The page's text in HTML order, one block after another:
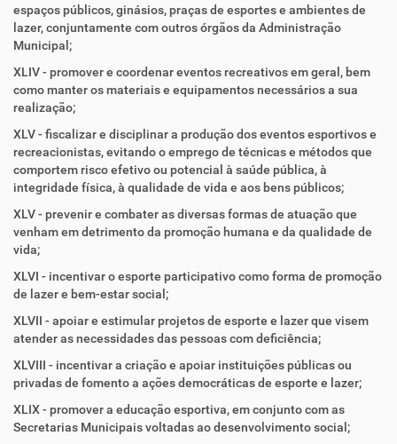
espaços públicos, ginásios, praças de esportes e ambientes de
lazer, conjuntamente com outros órgãos da Administração
Municipal;
XLIV - promover e coordenar eventos recreativos em geral, bem
como manter os materiais e equipamentos necessários a sua
realização;
XLV - fiscalizar e disciplinar a produção dos eventos esportivos e
recreacionistas, evitando o emprego de técnicas e métodos que
comportem risco efetivo ou potencial à saúde pública, à
integridade física, à qualidade de vida e aos bens públicos;
XLV - prevenir e combater as diversas formas de atuação que
venham em detrimento da promoção humana e da qualidade de
vida;
XLVI - incentivar o esporte participativo como forma de promoção
de lazer e bem-estar social;
XLVII - apoiar e estimular projetos de esporte e lazer que visem
atender as necessidades das pessoas com deficiência;
XLVIII - incentivar a criação e apoiar instituições públicas ou
privadas de fomento a ações democráticas de esporte e lazer;
XLIX - promover a educação esportiva, em conjunto com as
Secretarias Municipais voltadas ao desenvolvimento social;